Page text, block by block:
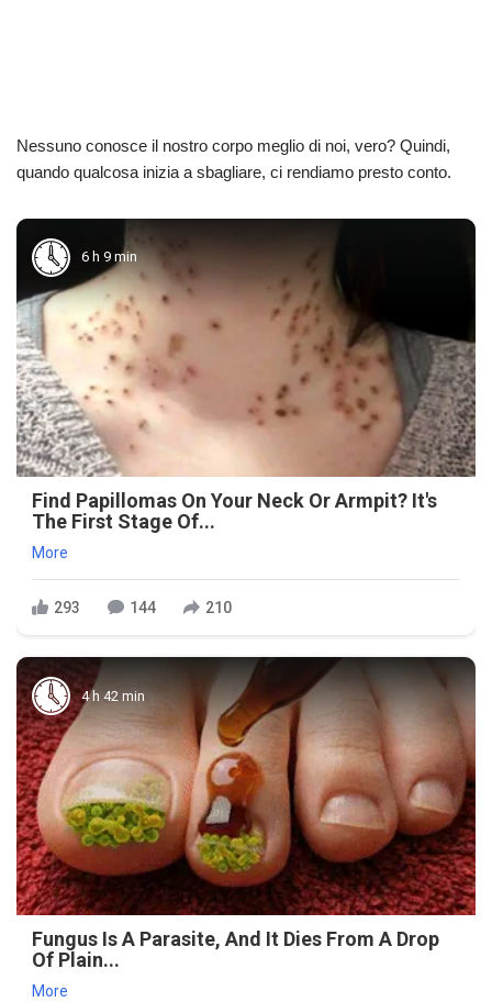
Nessuno conosce il nostro corpo meglio di noi, vero? Quindi,
quando qualcosa inizia a sbagliare, ci rendiamo presto conto.
6 h 9 min
Find Papillomas On Your Neck Or Armpit? It's
The First Stage Of...
More
293 144 210
4 h 42 min
Fungus Is A Parasite, And It Dies From A Drop
Of Plain...
More